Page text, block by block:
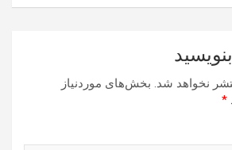
نخواهد شد. بخش‌های موردنیاز
*